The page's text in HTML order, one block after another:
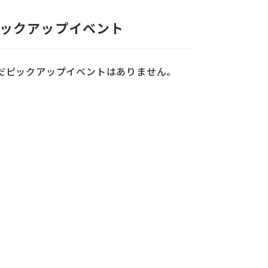
クアップイベント
ピックアップイベントはありません。